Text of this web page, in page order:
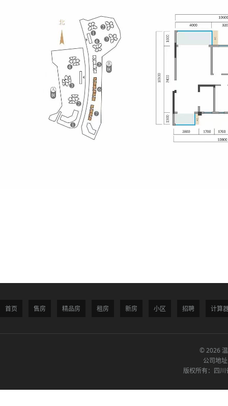
首页 售房 精品房 租房 新房 小区 招聘 计算
© 2026
公司地
版权所有：四